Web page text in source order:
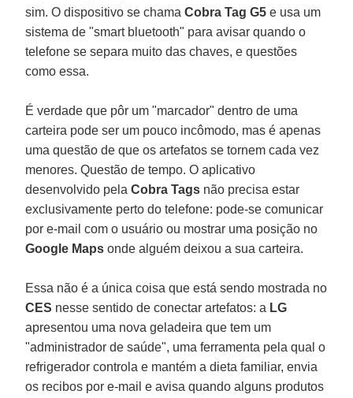
sim. O dispositivo se chamaCobra Tag G5e usa um
sistema de "smart bluetooth" para avisar quando o
telefone se separa muito das chaves, e questões
como essa.
É verdade que pôr um "marcador" dentro de uma
carteira pode ser um pouco incômodo, mas é apenas
uma questão de que os artefatos se tornem cada vez
menores. Questão de tempo. O aplicativo
desenvolvido pelaCobra Tags não precisa estar
exclusivamente perto do telefone: pode-se comunicar
por e-mail com o usuário ou mostrar uma posição no
Google Mapsonde alguém deixou a sua carteira.
Essa não é a única coisa que está sendo mostrada no
CES nesse sentido de conectar artefatos: a LG
apresentou uma nova geladeira que tem um
"administrador de saúde", uma ferramenta pela qual o
refrigerador controla e mantém a dieta familiar, envia
os recibos por e-mail e avisa quando alguns produtos